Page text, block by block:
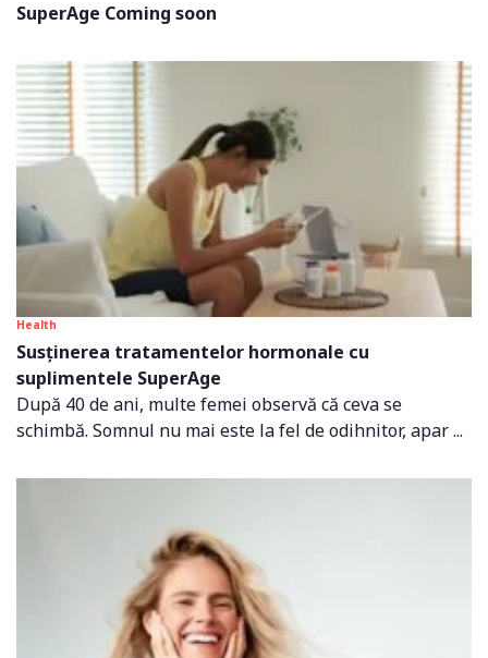
SuperAge Coming soon
Health
Susținerea tratamentelor hormonale cu
suplimentele SuperAge
După 40 de ani, multe femei observă că ceva se
schimbă. Somnul nu mai este la fel de odihnitor, apar ...